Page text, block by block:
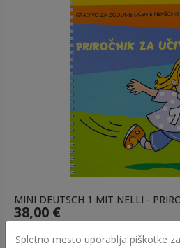
MINI DEUTSCH 1 MIT NELLI -
38,00 €
Spletno mesto uporablja piškotke